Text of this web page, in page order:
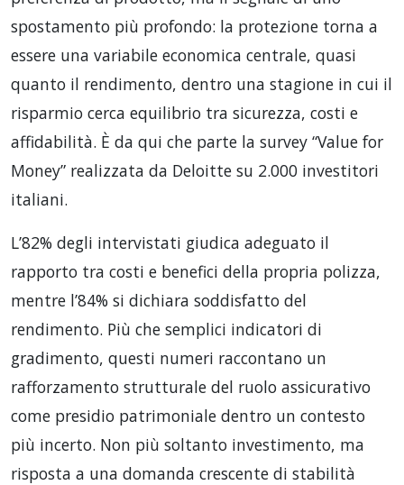
spostamento più profondo: la protezione torna a
essere una variabile economica centrale, quasi
quanto il rendimento, dentro una stagione in cui il
risparmio cerca equilibrio tra sicurezza, costi e
affidabilità. È da qui che parte la survey “Value for
Money” realizzata da Deloitte su 2.000 investitori
italiani.
L’82% degli intervistati giudica adeguato il
rapporto tra costi e benefici della propria polizza,
mentre l’84% si dichiara soddisfatto del
rendimento. Più che semplici indicatori di
gradimento, questi numeri raccontano un
rafforzamento strutturale del ruolo assicurativo
come presidio patrimoniale dentro un contesto
più incerto. Non più soltanto investimento, ma
risposta a una domanda crescente di stabilità